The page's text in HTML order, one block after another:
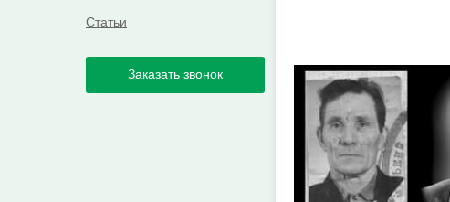
Статьи
Заказать звонок